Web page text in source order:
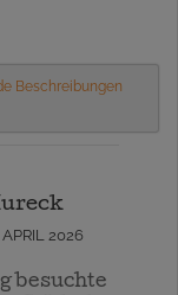
Beschreibungen
APRIL 2026
besuchte